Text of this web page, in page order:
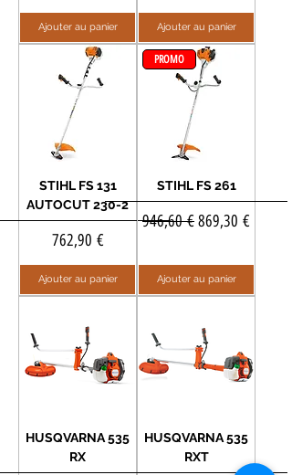
Ajouter au panier Ajouter au panier
STIHL FS 131
AUTOCUT 230-2
Prix
762,90 €
Ajouter au panier
PROMO
STIHL FS 261
Prix original
946,60 €Prix promotionnel
869,30 €
Ajouter au panier
HUSQVARNA 535
RX
HUSQVARNA 535
RXT